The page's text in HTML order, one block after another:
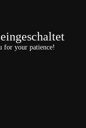
for your patience!